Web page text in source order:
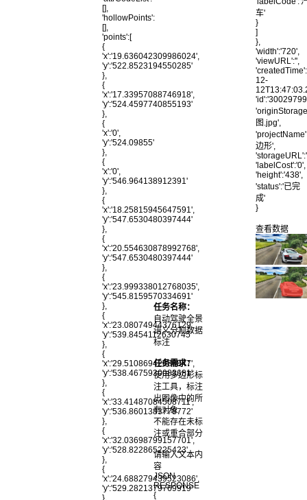
[],
'hollowPoints':
[],
'points':[
{
'x':'19.636042309986024',
'y':'522.8523194550285'
},
{
'x':'17.33957088746918',
'y':'524.4597740855193'
},
{
'x':'0',
'y':'524.09855'
},
{
'x':'0',
'y':'546.964138912391'
},
{
'x':'18.25815945647591',
'y':'547.6530480397444'
},
{
'x':'20.554630878992768',
'y':'547.6530480397444'
},
{
'x':'23.999338012768035',
'y':'545.8159570334691'
},
{
'x':'23.08074944376129',
'y':'539.8454112630745'
},
{
'x':'29.51086942680847',
'y':'538.4675930083681'
},
{
'x':'33.41487084508711',
'y':'536.8601383778772'
},
{
'x':'32.03698799157701',
'y':'528.822865225423'
},
{
'x':'24.688279439523086',
'y':'529.2821379769919'
},
车'
}
]
},
'width':'720',
'viewURL':'',
12-
图.jpg',
边形',
'labelCost':'0',
'height':'438',
'status':'已完
成'
}
查看数据
任务名称：
自动驾驶全景
语义分割数据
标注
任务需求：
使用多边形标
注工具，标注
出图像中的所
有对象
不能存在未标
注或重合部分
请输入文本内
容
JSON
RESPONSE
{